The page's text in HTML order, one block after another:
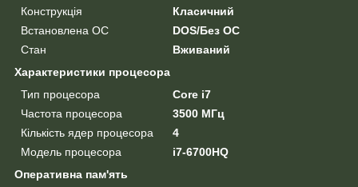
Конструкція
Класичний
Встановлена ОС
DOS/Без ОС
Стан
Вживаний
Характеристики процесора
Тип процесора
Core i7
Частота процесора
3500 МГц
Кількість ядер процесора
4
Модель процесора
i7-6700HQ
Оперативна пам'ять